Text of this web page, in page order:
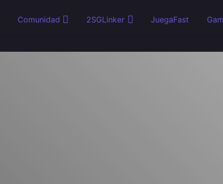
Comunidad 2SGLinker JuegaFast